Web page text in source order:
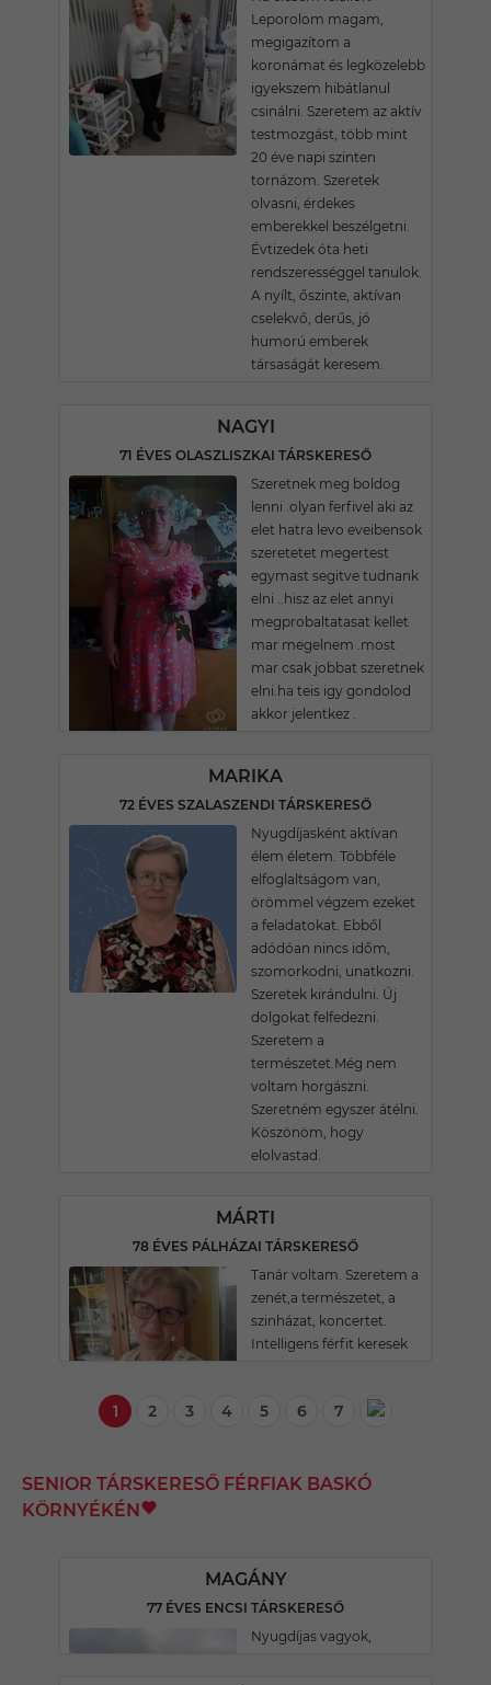
Leporolom magam,
megigazítom a
koronámat és legközelebb
igyekszem hibátlanul
csinálni. Szeretem az aktív
testmozgást, több mint
20 éve napi szinten
tornázom. Szeretek
olvasni, érdekes
emberekkel beszélgetni.
Évtizedek óta heti
rendszerességgel tanulok.
A nyílt, őszinte, aktívan
cselekvő, derűs, jó
humorú emberek
társaságát keresem.
NAGYI
71 ÉVES OLASZLISZKAI TÁRSKERESŐ
Szeretnek meg boldog
lenni .olyan ferfivel aki az
elet hatra levo eveibensok
szeretetet megertest
egymast segitve tudnank
elni ..hisz az elet annyi
megprobaltatasat kellet
mar megelnem .most
mar csak jobbat szeretnek
elni.ha teis igy gondolod
akkor jelentkez .
MARIKA
72 ÉVES SZALASZENDI TÁRSKERESŐ
Nyugdíjasként aktívan
élem életem. Többféle
elfoglaltságom van,
örömmel végzem ezeket
a feladatokat. Ebből
adódóan nincs időm,
szomorkodni, unatkozni.
Szeretek kirándulni. Új
dolgokat felfedezni.
Szeretem a
természetet.Még nem
voltam horgászni.
Szeretném egyszer átélni.
Köszönöm, hogy
elolvastad.
MÁRTI
78 ÉVES PÁLHÁZAI TÁRSKERESŐ
Tanár voltam. Szeretem a
zenét,a természetet, a
szinházat, koncertet.
Intelligens férfit keresek
1 2 3 4 5 6 7
SENIOR TÁRSKERESŐ FÉRFIAK BASKÓ
KÖRNYÉKÉN
MAGÁNY
77 ÉVES ENCSI TÁRSKERESŐ
Nyugdíjas vagyok,